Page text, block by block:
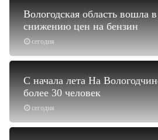
сегодня
Вологодская область вошла
снижению цен на бензин
сегодня
С начала лета На
более 30 человек